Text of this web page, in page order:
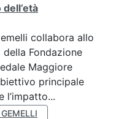
collabora allo
Fondazione
Maggiore
principale
l’impatto...